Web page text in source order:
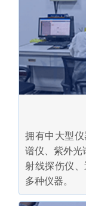
拥有中大型
谱仪、紫外光
射线探伤仪
多种仪器。